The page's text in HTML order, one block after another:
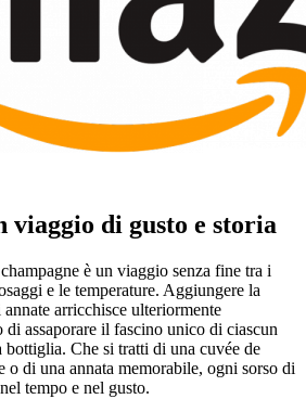
viaggio di gusto e storia
è un viaggio senza fine tra i
e le temperature. Aggiungere la
arricchisce ulteriormente
di assaporare il fascino unico di ciascun
bottiglia. Che si tratti di una cuvée de
o di una annata memorabile, ogni sorso di
tempo e nel gusto.